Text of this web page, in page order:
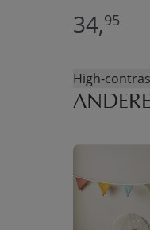
34,95
High-